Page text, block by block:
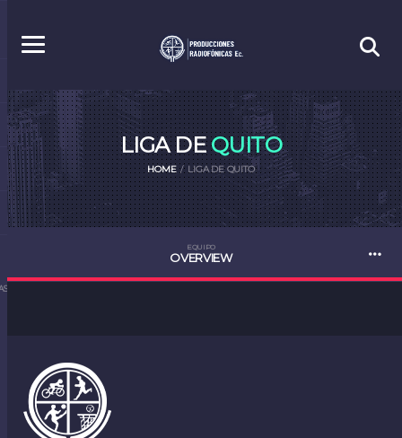
LIGA DEQUITO
HOME LIGA DE QUITO
EQUIPO
OVERVIEW